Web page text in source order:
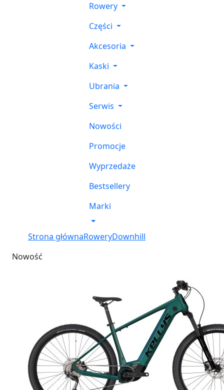
Rowery
Części
Akcesoria
Kaski
Ubrania
Serwis
Nowości
Promocje
Wyprzedaże
Bestsellery
Marki
Strona głównaRoweryDownhill
Nowość